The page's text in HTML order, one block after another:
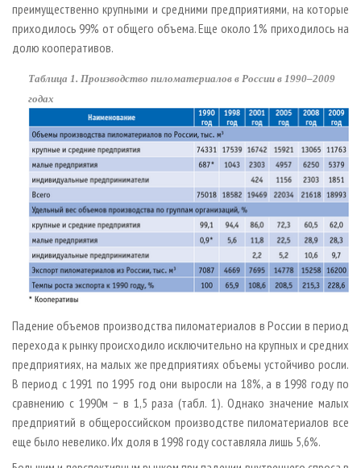
преимущественно крупными и средними предприятиями, на которые
приходилось 99% от общего объема. Еще около 1% приходилось на
долю кооперативов.
Таблица 1. Производство пиломатериалов в России в 1990–2009
годах
Падение объемов производства пиломатериалов в России в период
перехода к рынку происходило исключительно на крупных и средних
предприятиях, на малых же предприятиях объемы устойчиво росли.
В период с 1991 по 1995 год они выросли на 18%, а в 1998 году по
сравнению с 1990­м − в 1,5 раза (табл. 1). Однако значение малых
предприятий в общероссийском производстве пиломатериалов все
еще было невелико. Их доля в 1998 году составляла лишь 5,6%.